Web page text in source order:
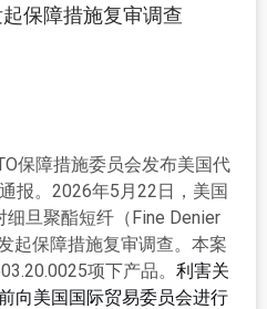
保障措施复审调查
保障措施委员会发布美国代
报。2026年5月22日，美国
旦聚酯短纤（Fine Denier
起保障措施复审调查。本案
项下产品。 利害关
向美国国际贸易委员会进行